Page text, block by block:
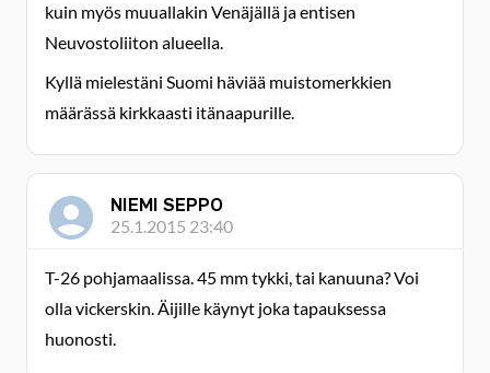
kuin myös muuallakin Venäjällä ja entisen
Neuvostoliiton alueella.
Kyllä mielestäni Suomi häviää muistomerkkien
määrässä kirkkaasti itänaapurille.
NIEMI SEPPO
25.1.2015 23:40
T-26 pohjamaalissa. 45 mm tykki, tai kanuuna? Voi
olla vickerskin. Äijille käynyt joka tapauksessa
huonosti.